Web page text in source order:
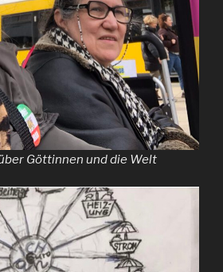
Göttinnen und die Welt